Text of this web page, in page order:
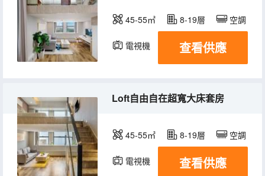
45-55㎡ 8-19層 空調
電視機 查看供應
Loft自由自在超寬大床套房
45-55㎡ 8-19層 空調
電視機 查看供應